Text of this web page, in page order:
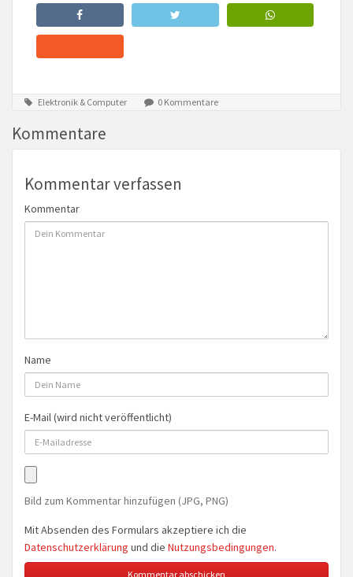
Elektronik & Computer 0 Kommentare
Kommentare
Kommentar verfassen
Kommentar
Name
E-Mail (wird nicht veröffentlicht)
Bild zum Kommentar hinzufügen (JPG, PNG)
Mit Absenden des Formulars akzeptiere ich die
Datenschutzerklärung und die Nutzungsbedingungen.